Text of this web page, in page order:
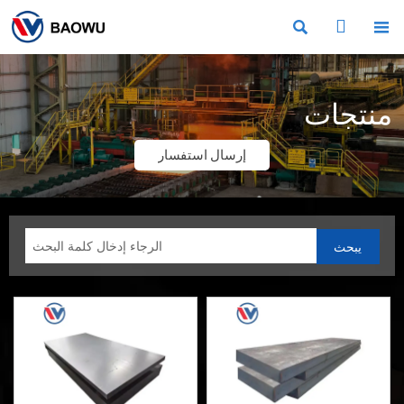
  
منتجات
إرسال استفسار
يبحث